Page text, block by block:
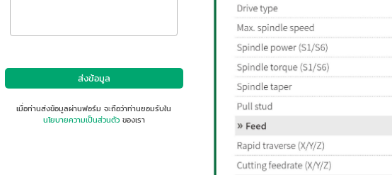
เมื่อท่านส่งข้อมูลผ่านฟอร์ม จะถือว่าท่านยอมรับใน
นโยบายความเป็นส่วนตัวของเรา